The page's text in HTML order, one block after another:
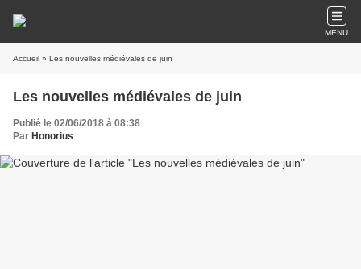
MENU
Accueil » Les nouvelles médiévales de juin
Les nouvelles médiévales de juin
Publié le 02/06/2018 à 08:38
Par Honorius